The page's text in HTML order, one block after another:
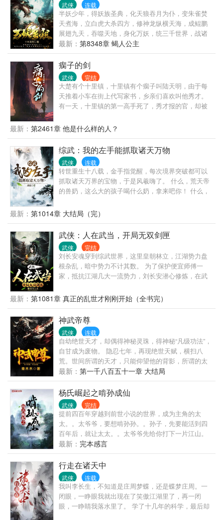
武侠 连载
半妖少年，得妖族圣典，化天狼吞月为仆，变朱雀焚
天煮海，立白虎大杀四方，修神龙纵横天海，成鲲鹏
展翅九天，吞噬天地，身化万妖，统三千世界，战诸
天万主，开宇宙洪荒，立不朽道基，醒掌天下权，醉
卧美人膝！千万字经验老作者执笔，以两本畅销玄幻
大作练笔打磨沉淀的玄幻恢宏之作，燃爆你的青春热
血是妖魔更可怕还是人心？当弱小成为原罪，当公正
被扭曲，当无人为正义而论，修我妖魔剑，杀出乾朗
天！你可以善良，但是必须带有自己的锋芒！当无人
为正义而论，若无人愿意为公义而言，那么，我愿成
妖为魔杀出朗朗乾坤，左胸这颗纠结万分的心脏，如
这颗...
最新： 第8348章 蝎人公主
瘸子的剑
武侠 完结
大楚有个十里镇，十里镇有个瘸子叫陆天明，由于每
天推着小车在街上代写家书，乡亲们喜欢叫他秀才。
有一天，十里镇的第一高手死了，秀才报的官，却被
出了一个剑神。 没有人知道他是谁，只知道他来无影
去无踪，杀人无形。 有一天代人写信时，有人问秀
才，为什么执笔时手一点都不抖。 秀才回他。 “你看
我执笔，像不像执剑？” 自此，十里镇剑神，成了天下
的剑神。
最新： 第2461章 他是什么样的人？
综武：我的左手能抓取诸天万物
武侠 连载
转世重生十八载，金手指觉醒，每次境界突破都可以
抓取诸天万界的宝物，于是风羲嗨了。 什么，荒天帝
的兽奶，这么大的孩子喝什么奶，拿来吧你！ 什么，
了！ 什么，萧炎抢来的纳戒，拿走，我拿萧炎的东西
和炎帝有什么关系！ 还有地板砖的暗器和仙草，这不
拿走还等什么呢，唐三必须薅没了！ ...... 随着境界越
来越高，风羲发现他好像结的因果也越来越多。 方老
魔的九窍金丹，狠人大帝的九妙不死药，叶天帝的菩
提子，等等，这头羊该不会是李逼王的吧？ 看着越来
越多的宝贝，风羲彻底麻了！ 于是，一个掉落等级的
高武世界，开始在风羲的帮助下，朝着仙武迸发......
最新： 第1014章 大结局（完）
武侠：人在武当，开局无双剑匣
武侠 完结
刘长安魂穿到综武世界，这里皇朝林立，江湖势力盘
根杂乱，暗中势力不计其数。 为了保护便宜师傅一
家，抵抗江湖几大一流势力，刘长安潜心修炼，在武
泰山张三丰张真人，正好被游历回来的刘长安看见，
旋即，他以武当第三代弟子迎战李寒衣……
最新： 第1081章 真正的乱世才刚刚开始（全书完）
神武帝尊
武侠 连载
自幼绝世天才，却偶得神秘灵珠，得神秘“凡级功法”，
自甘成为废物。 隐忍七年，再现绝世天赋，横扫八
荒。世间所谓的天才，只能仰望他的背影，所谓的太
古灵族，只配给他提鞋。目之所及，谁敢不跪！ 这是
一个玄气的浩瀚世界。武道境界：神脉境，元丹境，
地元境，天元境，无相境，法相境，武尊境，武圣
境，武祖境，道帝境。
最新： 第一千八百五十一章 大结局
杨氏崛起之啃孙成仙
武侠 完结
提前四百年穿越到前世小说的世界，成为主角的太
太。。太爷爷，要想啃孙孙。。孙子，先要能活到四
百年后，就让太太。。太爷爷先给你打下一片江山。
一个势力的崛起无法只凭一个人，也不能只靠一辈
人，代代相继，称宗做祖，尽在杨氏仙路！ 临轩书友
最新： 完本感言
行走在诸天中
武侠 连载
我叫李长生，不知道是庄周梦蝶，还是蝶梦庄周。一
闭眼，一睁眼我就出现在了笑傲江湖里了，再一闭
眼，一睁睛我落水里了。 学了十几年的科学，最后却